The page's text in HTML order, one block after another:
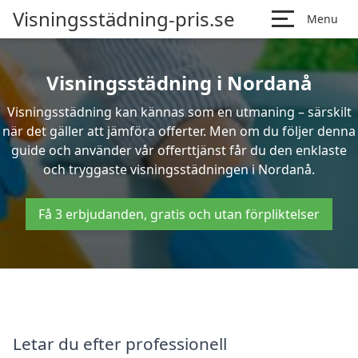
Visningsstädning-pris.se Menu
Visningsstädning i Nordanå
Visningsstädning kan kännas som en utmaning – särskilt
när det gäller att jämföra offerter. Men om du följer denna
guide och använder vår offerttjänst får du den enklaste
och tryggaste visningsstädningen i Nordanå.
Få 3 erbjudanden, gratis och utan förpliktelser
Letar du efter professionell